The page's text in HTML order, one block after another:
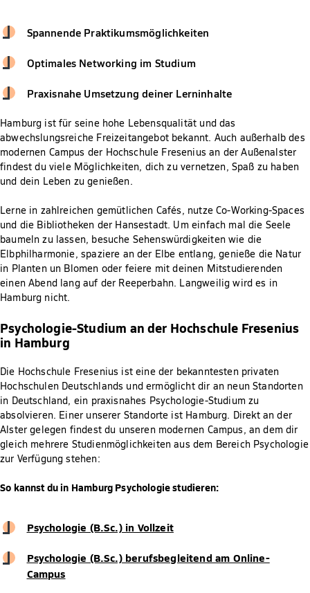
Spannende Praktikumsmöglichkeiten
Optimales Networking im Studium
Praxisnahe Umsetzung deiner Lerninhalte
Hamburg ist für seine hohe Lebensqualität und das
abwechslungsreiche Freizeitangebot bekannt. Auch außerhalb des
modernen Campus der Hochschule Fresenius an der Außenalster
findest du viele Möglichkeiten, dich zu vernetzen, Spaß zu haben
und dein Leben zu genießen.
Lerne in zahlreichen gemütlichen Cafés, nutze Co-Working-Spaces
und die Bibliotheken der Hansestadt. Um einfach mal die Seele
baumeln zu lassen, besuche Sehenswürdigkeiten wie die
Elbphilharmonie, spaziere an der Elbe entlang, genieße die Natur
in Planten un Blomen oder feiere mit deinen Mitstudierenden
einen Abend lang auf der Reeperbahn. Langweilig wird es in
Hamburg nicht.
Psychologie-Studium an der Hochschule Fresenius
in Hamburg
Die Hochschule Fresenius ist eine der bekanntesten privaten
Hochschulen Deutschlands und ermöglicht dir an neun Standorten
in Deutschland, ein praxisnahes Psychologie-Studium zu
absolvieren. Einer unserer Standorte ist Hamburg. Direkt an der
Alster gelegen findest du unseren modernen Campus, an dem dir
gleich mehrere Studienmöglichkeiten aus dem Bereich Psychologie
zur Verfügung stehen:
So kannst du in Hamburg Psychologie studieren:
Psychologie (B.Sc.) in Vollzeit
Psychologie (B.Sc.) berufsbegleitend am Online-
Campus